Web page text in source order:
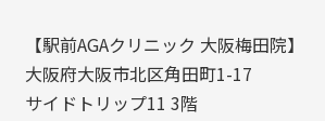
【駅前AGAクリニック 大阪梅田院】
大阪府大阪市北区角田町1-17
サイドトリップ11 3階